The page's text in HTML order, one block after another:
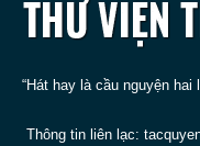
“Hát hay là cầu nguyện hai
Thông tin liên lạc: